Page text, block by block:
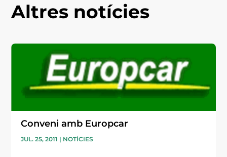
Altres notícies
Conveni amb Europcar
JUL. 25, 2011 | NOTÍCIES